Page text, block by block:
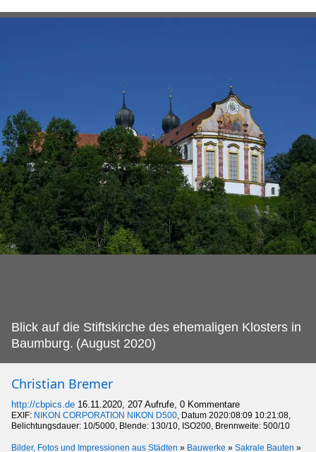
Blick auf die Stiftskirche des ehemaligen Klosters in
Baumburg. (August 2020)
Christian Bremer
http://cbpics.de 16.11.2020, 207 Aufrufe, 0 Kommentare
EXIF: NIKON CORPORATION NIKON D500, Datum 2020:08:09 10:21:08,
Belichtungsdauer: 10/5000, Blende: 130/10, ISO200, Brennweite: 500/10
Bilder, Fotos und Impressionen aus Städten » Bauwerke » Sakrale Bauten »